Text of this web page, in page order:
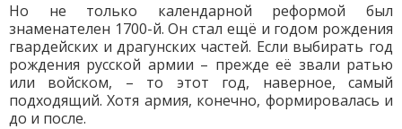
Но не только календарной реформой был
знаменателен 1700-й. Он стал ещё и годом рождения
гвардейских и драгунских частей. Если выбирать год
рождения русской армии – прежде её звали ратью
или войском, – то этот год, наверное, самый
подходящий. Хотя армия, конечно, формировалась и
до и после.